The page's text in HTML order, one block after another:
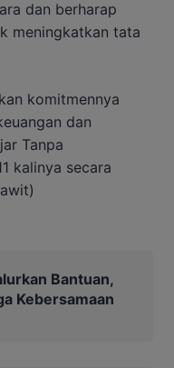
dan berharap
meningkatkan tata
komitmennya
dan
Tanpa
kalinya secara
Bantuan,
Kebersamaan